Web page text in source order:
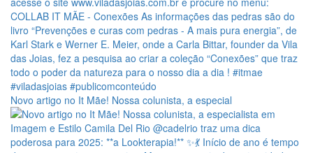
Novo artigo no It Mãe! Nossa colunista, a especial